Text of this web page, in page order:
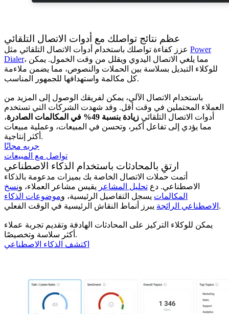
عظم نتائج تواصلك مع أدوات الاتصال التلقائي
Power
Dialer، مما يلغي الاتصال اليدوي ويقلل من وقت الخمول. يمكن
للوكلاء التبديل بسلاسة بين الحملات والنصوص، مما يضمن ملاءمة
كل مكالمة واستهدافها للجمهور المناسب.
باستخدام الاتصال الآلي، يمكن لفريقك الوصول إلى المزيد من
العملاء المحتملين في وقت أقل. وقد شهدت الشركات التي تستخدم
أدوات الاتصال التلقائي زيادة بنسبة 49% في المكالمات الصادرة
،
مما يؤدي إلى تفاعل أكبر، وتحسن في المبيعات، وعملية مبيعات
أكثر إنتاجية.
جربه مجانًا
تواصل مع المبيعات
ارتقِ بالمحادثات باستخدام الذكاء الاصطناعي
أتمت حملات الاتصال الخاصة بك بميزات مدعومة بالذكاء
الاصطناعي. دع تحليل المشاعر يقيس مشاعر العملاء، ونسخ
المكالمات يسجل التفاصيل الرئيسية، وموضوعات الذكاء
الاصطناعي الرائجة يبرز أنماط النقاش الرئيسية في الوقت الفعلي.
يمكن للوكلاء التركيز على المحادثات الهادفة وتقديم تجربة عملاء
أكثر سلاسة وتخصيصًا.
اكتشف الذكاء الاصطناعي